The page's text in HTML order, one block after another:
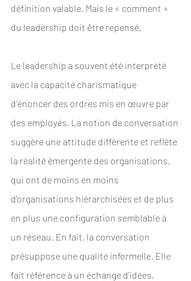
définition valable. Mais le « comment »
du leadership doit être repensé.
Le leadership a souvent été interprété
avec la capacité charismatique
d’énoncer des ordres mis en œuvre par
des employés. La notion de conversation
suggère une attitude différente et reflète
la réalité émergente des organisations,
qui ont de moins en moins
d'organisations hiérarchisées et de plus
en plus une configuration semblable à
un réseau. En fait, la conversation
présuppose une qualité informelle. Elle
fait référence à un échange d’idées,